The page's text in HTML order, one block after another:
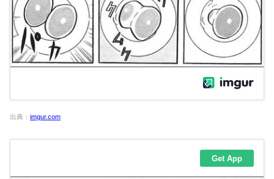
出典： imgur.com